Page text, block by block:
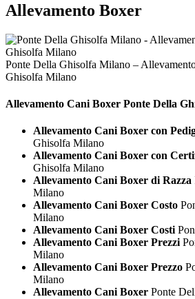
Allevamento Boxer
Ponte Della Ghisolfa Milano –
Ghisolfa Milano
Allevamento Cani Boxer Ponte Della
Allevamento Cani Boxer con
Ghisolfa Milano
Allevamento Cani Boxer con
Ghisolfa Milano
Allevamento Cani Boxer di Razza
Milano
Allevamento Cani Boxer Costo
Milano
Allevamento Cani Boxer Costi
Allevamento Cani Boxer Prezzi
Milano
Allevamento Cani Boxer Prezzo
Milano
Allevamento Cani Boxer Ponte